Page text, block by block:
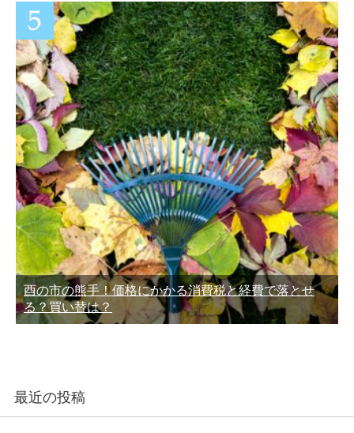
酉の市の熊手！価格にかかる消費税と経費で落とせ
る？買い替は？
最近の投稿